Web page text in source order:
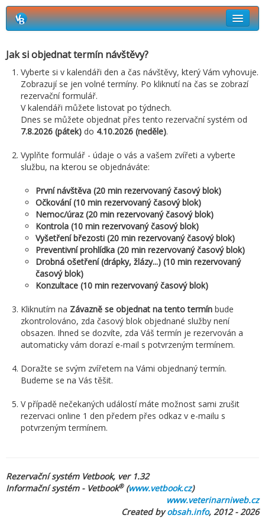
Jak si objednat termín návštěvy?
Vyberte si v kalendáři den a čas návštěvy, který Vám vyhovuje.
Zobrazují se jen volné termíny. Po kliknutí na čas se zobrazí
rezervační formulář.
V kalendáři můžete listovat po týdnech.
Dnes se můžete objednat přes tento rezervační systém od
7.8.2026 (pátek) do 4.10.2026 (neděle).
Vyplňte formulář - údaje o vás a vašem zvířeti a vyberte
službu, na kterou se objednáváte:
První návštěva (20 min rezervovaný časový blok)
Očkování (10 min rezervovaný časový blok)
Nemoc/úraz (20 min rezervovaný časový blok)
Kontrola (10 min rezervovaný časový blok)
Vyšetření březosti (20 min rezervovaný časový blok)
Preventivní prohlídka (20 min rezervovaný časový blok)
Drobná ošetření (drápky, žlázy...) (10 min rezervovaný
časový blok)
Konzultace (10 min rezervovaný časový blok)
Kliknutím na Závazně se objednat na tento termín bude
zkontrolováno, zda časový blok objednané služby není
obsazen. Ihned se dozvíte, zda Váš termín je rezervován a
automaticky vám dorazí e-mail s potvrzeným termínem.
Doražte se svým zvířetem na Vámi objednaný termín.
Budeme se na Vás těšit.
V případě nečekaných událostí máte možnost sami zrušit
rezervaci online 1 den předem přes odkaz v e-mailu s
potvrzeným termínem.
Rezervační systém Vetbook, ver 1.32
Informační systém - Vetbook®(www.vetbook.cz)
www.veterinarniweb.cz
Created byobsah.info, 2012 - 2026